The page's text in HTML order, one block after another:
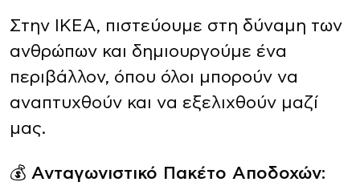
Στην ΙΚΕΑ, πιστεύουμε στη δύναμη των
ανθρώπων και δημιουργούμε ένα
περιβάλλον, όπου όλοι μπορούν να
αναπτυχθούν και να εξελιχθούν μαζί
μας.
💰 Ανταγωνιστικό Πακέτο Αποδοχών: